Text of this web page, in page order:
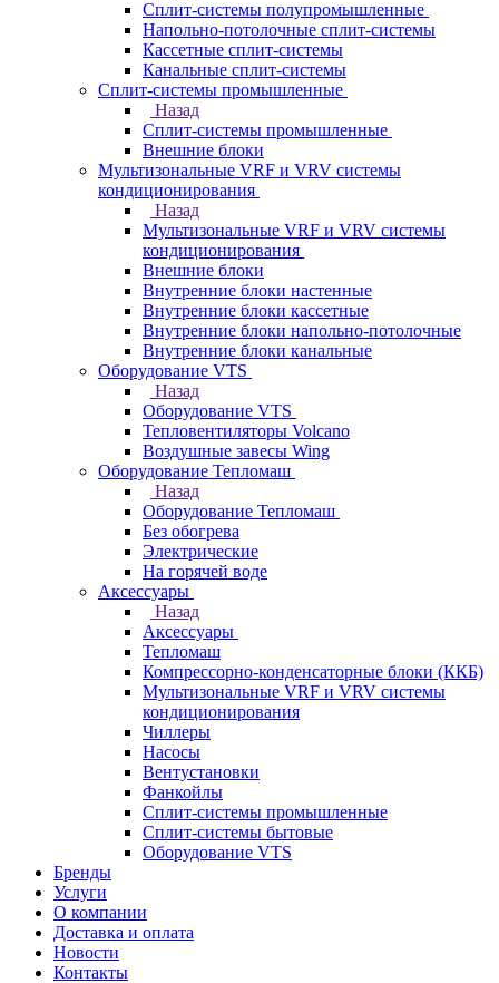
Сплит-системы полупромышленные
Напольно-потолочные сплит-системы
Кассетные сплит-системы
Канальные сплит-системы
Сплит-системы промышленные
Назад
Сплит-системы промышленные
Внешние блоки
Мультизональные VRF и VRV системы
кондиционирования
Назад
Мультизональные VRF и VRV системы
кондиционирования
Внешние блоки
Внутренние блоки настенные
Внутренние блоки кассетные
Внутренние блоки напольно-потолочные
Внутренние блоки канальные
Оборудование VTS
Назад
Оборудование VTS
Тепловентиляторы Volcano
Воздушные завесы Wing
Оборудование Тепломаш
Назад
Оборудование Тепломаш
Без обогрева
Электрические
На горячей воде
Аксессуары
Назад
Аксессуары
Тепломаш
Компрессорно-конденсаторные блоки (ККБ)
Мультизональные VRF и VRV системы
кондиционирования
Чиллеры
Насосы
Вентустановки
Фанкойлы
Сплит-системы промышленные
Сплит-системы бытовые
Оборудование VTS
Бренды
Услуги
О компании
Доставка и оплата
Новости
Контакты